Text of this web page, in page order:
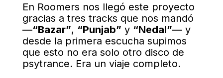
En Roomers nos llegó este proyecto
gracias a tres tracks que nos mandó
—“Bazar”, “Punjab” y “Nedal”— y
desde la primera escucha supimos
que esto no era solo otro disco de
psytrance. Era un viaje completo.